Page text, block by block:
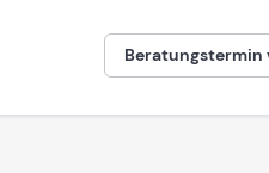
Beratungstermin